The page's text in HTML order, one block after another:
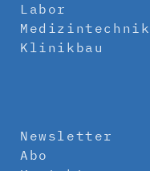
Labor
Medizintechnik
Klinikbau
Newsletter
Abo